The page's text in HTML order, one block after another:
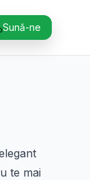
Sună-ne
te mai